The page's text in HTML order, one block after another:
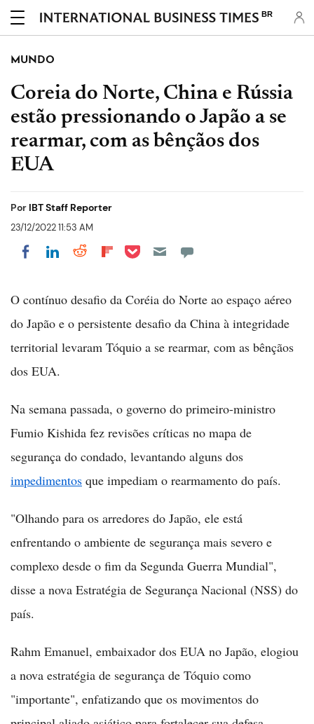
BR
MUNDO
Coreia do Norte, China e Rússia
estão pressionando o Japão a se
rearmar, com as bênçãos dos
EUA
Por IBT Staff Reporter
23/12/2022 11:53 AM
Share on Facebook
Share on LinkedIn
Share on Reddit
Share on Flipboard
Share on Pocket
O contínuo desafio da Coréia do Norte ao espaço aéreo
do Japão e o persistente desafio da China à integridade
territorial levaram Tóquio a se rearmar, com as bênçãos
dos EUA.
Na semana passada, o governo do primeiro-ministro
Fumio Kishida fez revisões críticas no mapa de
segurança do condado, levantando alguns dos
impedimentos que impediam o rearmamento do país.
"Olhando para os arredores do Japão, ele está
enfrentando o ambiente de segurança mais severo e
complexo desde o fim da Segunda Guerra Mundial",
disse a nova Estratégia de Segurança Nacional (NSS) do
país.
Rahm Emanuel, embaixador dos EUA no Japão, elogiou
a nova estratégia de segurança de Tóquio como
"importante", enfatizando que os movimentos do